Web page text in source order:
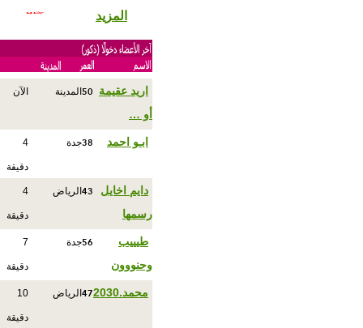
المزيد
اريد عقيمة
أو …
50 المدينة الآن
ابـو احمد 38جدة 4
دقيقة
دايم اخايل
رسمها
43 الرياض 4
دقيقة
طيييب
وحنووون
56جدة 7
دقيقة
محمد.2030 47 الرياض 10
دقيقة